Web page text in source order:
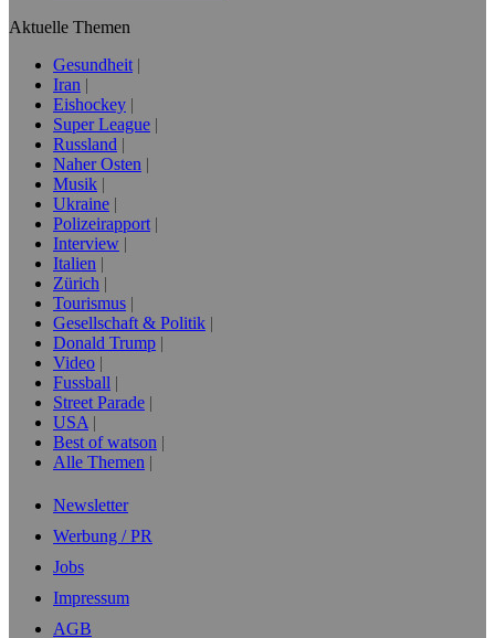
Aktuelle Themen
Gesundheit
Iran
Eishockey
Super League
Russland
Naher Osten
Musik
Ukraine
Polizeirapport
Interview
Italien
Zürich
Tourismus
Gesellschaft & Politik
Donald Trump
Video
Fussball
Street Parade
USA
Best of watson
Alle Themen
Newsletter
Werbung / PR
Jobs
Impressum
AGB